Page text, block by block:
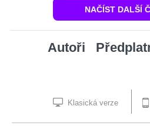
NAČÍST DALŠÍ
Autoři
Klasická verze